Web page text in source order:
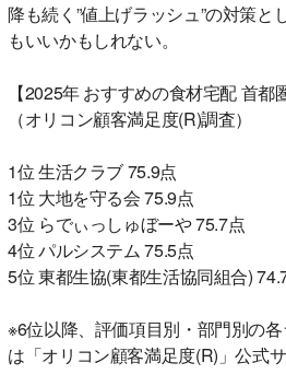
降も続く”値上げラッシュ”の対策と
もいいかもしれない。
【2025年 おすすめの食材宅配 首都
（オリコン顧客満足度(R)調査）
1位 生活クラブ 75.9点
1位 大地を守る会 75.9点
3位 らでぃっしゅぼーや 75.7点
4位 パルシステム 75.5点
5位 東都生協(東都生活協同組合)
※6位以降、評価項目別・部門別の
は「オリコン顧客満足度(R)」公式